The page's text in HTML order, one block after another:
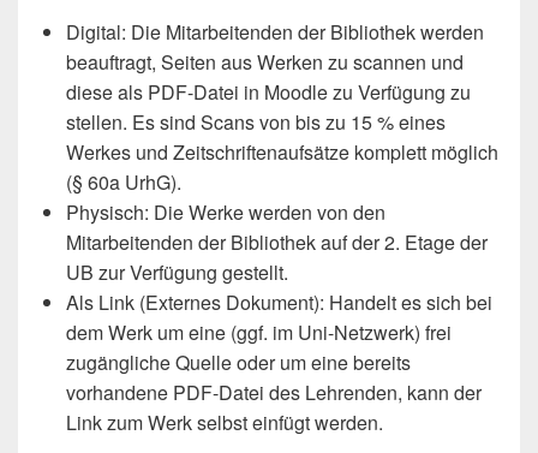
Digital: Die Mitarbeitenden der Bibliothek werden
beauftragt, Seiten aus Werken zu scannen und
diese als PDF-Datei in Moodle zu Verfügung zu
stellen. Es sind Scans von bis zu 15 % eines
Werkes und Zeitschriftenaufsätze komplett möglich
(§ 60a UrhG).
Physisch: Die Werke werden von den
Mitarbeitenden der Bibliothek auf der 2. Etage der
UB zur Verfügung gestellt.
Als Link (Externes Dokument): Handelt es sich bei
dem Werk um eine (ggf. im Uni-Netzwerk) frei
zugängliche Quelle oder um eine bereits
vorhandene PDF-Datei des Lehrenden, kann der
Link zum Werk selbst einfügt werden.